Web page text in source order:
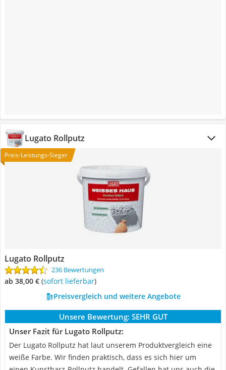
Lugato Rollputz
Preis-Leistungs-Sieger
Lugato Rollputz
236 Bewertungen
ab 38,00 € ( Sofort lieferbar)
Preisvergleich und weitere Angebote
Unsere Bewertung: SEHR GUT
Unser Fazit für Lugato Rollputz:
Der Lugato Rollputz hat laut unserem Produktvergleich eine
weiße Farbe. Wir finden praktisch, dass es sich hier um